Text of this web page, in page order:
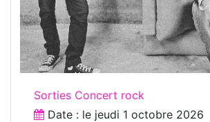
Sorties Concert rock
Date : le jeudi 1 octobre 2026